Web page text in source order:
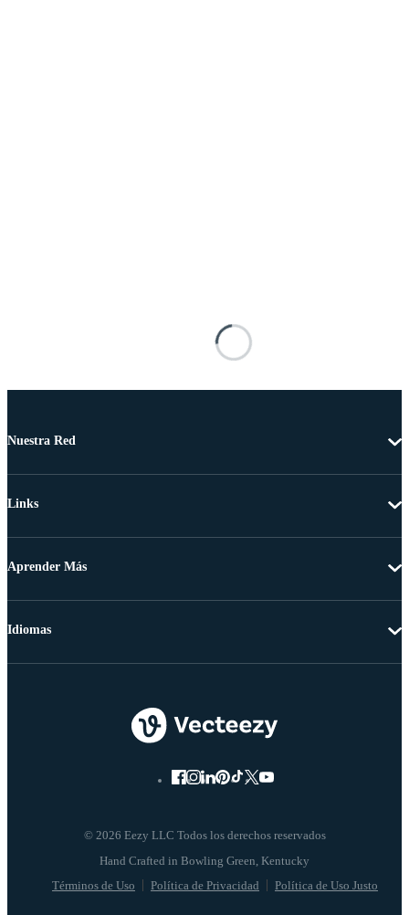
Nuestra Red
Links
Aprender Más
© 2026 Eezy LLC Todos los derechos reservados
Términos de Uso Política de Privacidad Política de Uso Justo
Idiomas